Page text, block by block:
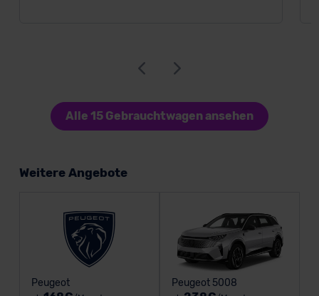
Alle 15 Gebrauchtwagen ansehen
Weitere Angebote
Peugeot Peugeot 5008